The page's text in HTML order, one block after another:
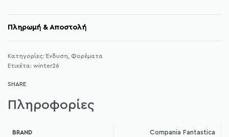
Πληρωμή & Αποστολή
Κατηγορίες:Ένδυση
Φορέματα
Ετικέτα: winter26
SHARE
Πληροφορίες
BRAND Compania Fantastica